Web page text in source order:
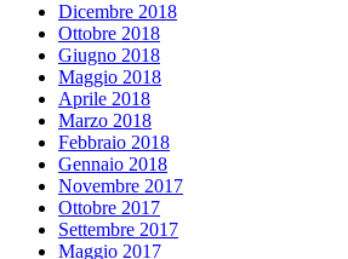
Dicembre 2018
Ottobre 2018
Giugno 2018
Maggio 2018
Aprile 2018
Marzo 2018
Febbraio 2018
Gennaio 2018
Novembre 2017
Ottobre 2017
Settembre 2017
Maggio 2017